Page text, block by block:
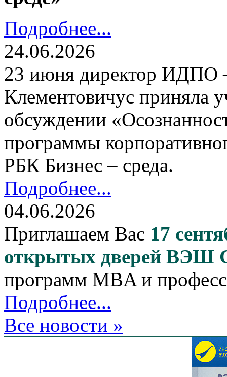
Подробнее...
24.06.2026
23 июня директор
Клементовичус приняла
обсуждении
программы
РБК Бизнес – среда.
Подробнее...
04.06.2026
Приглашаем Вас 17
открытых дверей ВЭШ
программ MBA и
Подробнее...
Все новости »